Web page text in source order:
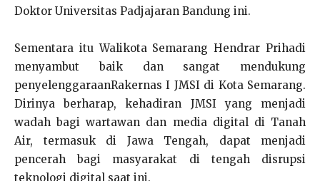
Doktor Universitas Padjajaran Bandung ini.
Sementara itu Walikota Semarang Hendrar Prihadi
menyambut baik dan sangat mendukung
penyelenggaraanRakernas I JMSI di Kota Semarang.
Dirinya berharap, kehadiran JMSI yang menjadi
wadah bagi wartawan dan media digital di Tanah
Air, termasuk di Jawa Tengah, dapat menjadi
pencerah bagi masyarakat di tengah disrupsi
teknologi digital saat ini.